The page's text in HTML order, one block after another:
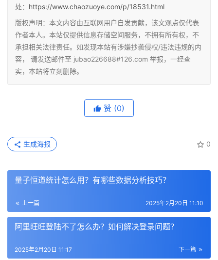
处： https://www.chaozuoye.com/p/18531.html
版权声明：本文内容由互联网用户自发贡献，该文观点仅代表
作者本人。本站仅提供信息存储空间服务，不拥有所有权，不
承担相关法律责任。如发现本站有涉嫌抄袭侵权/违法违规的内
容， 请发送邮件至 jubao226688#126.com 举报，一经查
实，本站将立刻删除。
赞 (0)
0
生成海报
量子恒道统计怎么用？有哪些数据分析技巧？
上一篇 2025年2月20日 11:10
阿里旺旺登陆不了怎么办？如何解决登录问题？
下一篇
2025年2月20日 11:17